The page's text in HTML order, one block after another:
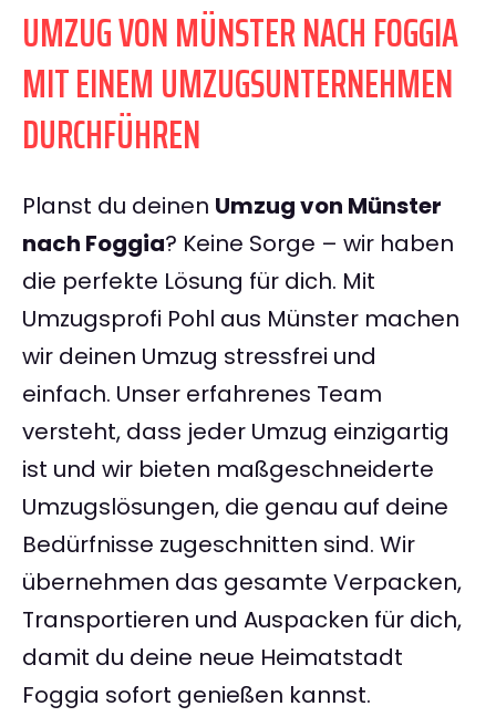
UMZUG VON MÜNSTER NACH FOGGIA
MIT EINEM UMZUGSUNTERNEHMEN
DURCHFÜHREN
Planst du deinen Umzug von Münster
nach Foggia? Keine Sorge – wir haben
die perfekte Lösung für dich. Mit
Umzugsprofi Pohl aus Münster machen
wir deinen Umzug stressfrei und
einfach. Unser erfahrenes Team
versteht, dass jeder Umzug einzigartig
ist und wir bieten maßgeschneiderte
Umzugslösungen, die genau auf deine
Bedürfnisse zugeschnitten sind. Wir
übernehmen das gesamte Verpacken,
Transportieren und Auspacken für dich,
damit du deine neue Heimatstadt
Foggia sofort genießen kannst.